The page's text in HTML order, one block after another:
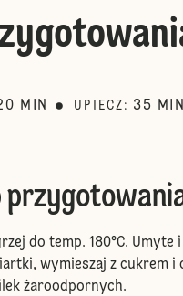
MIN UPIECZ : 35 MIN
do temp. 180°C.
wymieszaj z cukrem i
żaroodpornych.